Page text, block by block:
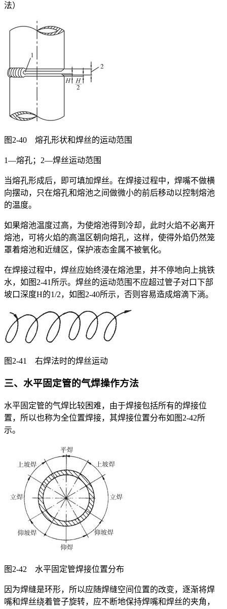
法）
图2-40 熔孔形状和焊丝的运动范围
1—熔孔；2—焊丝运动范围
当熔孔形成后，即可填加焊丝。在焊接过程中，焊嘴不做横
向摆动，只在熔孔和熔池之间做微小的前后移动以控制熔池
的温度。
如果熔池温度过高，为使熔池得到冷却，此时火焰不必离开
熔池，可将火焰的高温区朝向熔孔，这样，使得外焰仍然笼
罩着熔池和近缝区，保护液态金属不被氧化。
在焊接过程中，焊丝应始终浸在熔池里，并不停地向上挑铁
水，如图2-41所示。焊丝的运动范围不应超过管子对口下部
坡口深度H的1/2，如图2-40所示，否则容易造成熔滴下淌。
图2-41 右焊法时的焊丝运动
三、水平固定管的气焊操作方法
水平固定管的气焊比较困难，由于焊接包括所有的焊接位
置，所以也称为全位置焊接，其焊接位置分布如图2-42所
示。
图2-42 水平固定管焊接位置分布
因为焊缝是环形，所以应随焊缝空间位置的改变，逐渐将焊
嘴和焊丝绕着管子旋转，应不断地保持焊嘴和焊丝的夹角，